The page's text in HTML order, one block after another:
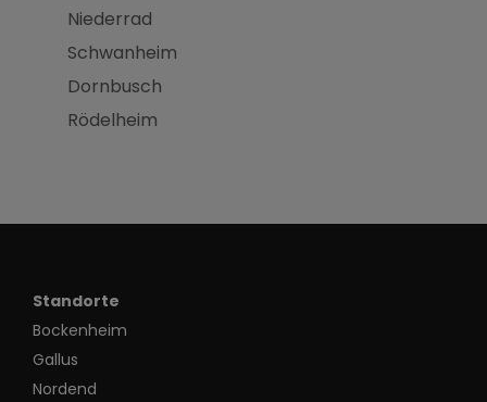
Niederrad
Schwanheim
Dornbusch
Rödelheim
Standorte
Bockenheim
Gallus
Nordend